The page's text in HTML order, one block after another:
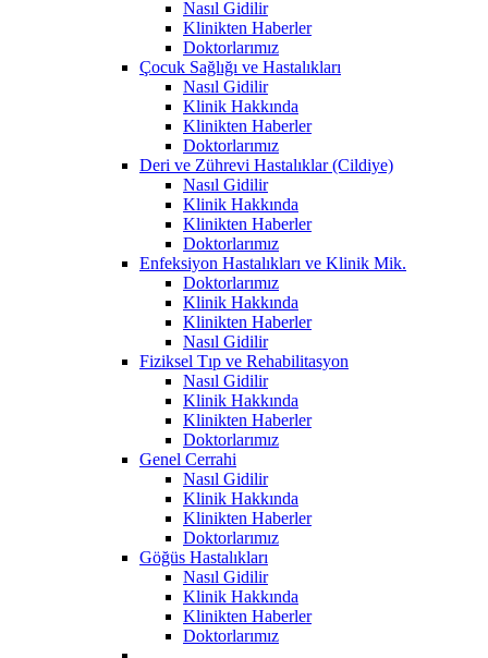
Nasıl Gidilir
Klinikten Haberler
Doktorlarımız
Çocuk Sağlığı ve Hastalıkları
Nasıl Gidilir
Klinik Hakkında
Klinikten Haberler
Doktorlarımız
Deri ve Zührevi Hastalıklar (Cildiye)
Nasıl Gidilir
Klinik Hakkında
Klinikten Haberler
Doktorlarımız
Enfeksiyon Hastalıkları ve Klinik Mik.
Doktorlarımız
Klinik Hakkında
Klinikten Haberler
Nasıl Gidilir
Fiziksel Tıp ve Rehabilitasyon
Nasıl Gidilir
Klinik Hakkında
Klinikten Haberler
Doktorlarımız
Genel Cerrahi
Nasıl Gidilir
Klinik Hakkında
Klinikten Haberler
Doktorlarımız
Göğüs Hastalıkları
Nasıl Gidilir
Klinik Hakkında
Klinikten Haberler
Doktorlarımız